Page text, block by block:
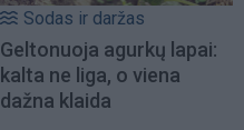
Sodas ir daržas
Geltonuoja agurkų lapai:
kalta ne liga, o viena
dažna klaida